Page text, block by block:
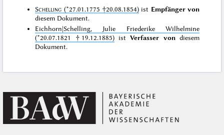
Schelling (*27.01.1775 †20.08.1854) ist Empfänger von
diesem Dokument.
Eichhorn|Schelling, Julie Friederike Wilhelmine
(*20.07.1821 †19.12.1885)istVerfasser vondiesem
Dokument.